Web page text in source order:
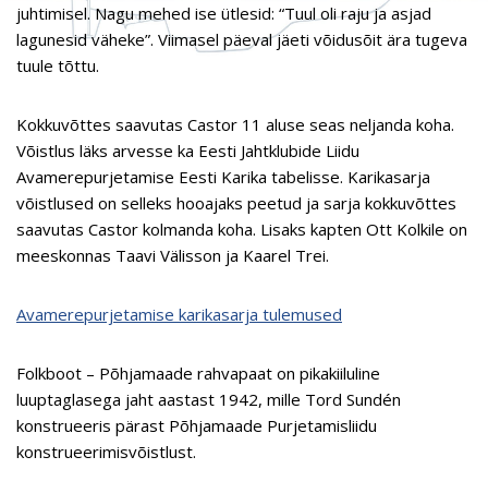
juhtimisel. Nagu mehed ise ütlesid: “Tuul oli raju ja asjad
lagunesid väheke”. Viimasel päeval jäeti võidusõit ära tugeva
tuule tõttu.
Kokkuvõttes saavutas Castor 11 aluse seas neljanda koha.
Võistlus läks arvesse ka Eesti Jahtklubide Liidu
Avamerepurjetamise Eesti Karika tabelisse. Karikasarja
võistlused on selleks hooajaks peetud ja sarja kokkuvõttes
saavutas Castor kolmanda koha. Lisaks kapten Ott Kolkile on
meeskonnas Taavi Välisson ja Kaarel Trei.
Avamerepurjetamise karikasarja tulemused
Folkboot – Põhjamaade rahvapaat on pikakiiluline
luuptaglasega jaht aastast 1942, mille Tord Sundén
konstrueeris pärast Põhjamaade Purjetamisliidu
konstrueerimisvõistlust.